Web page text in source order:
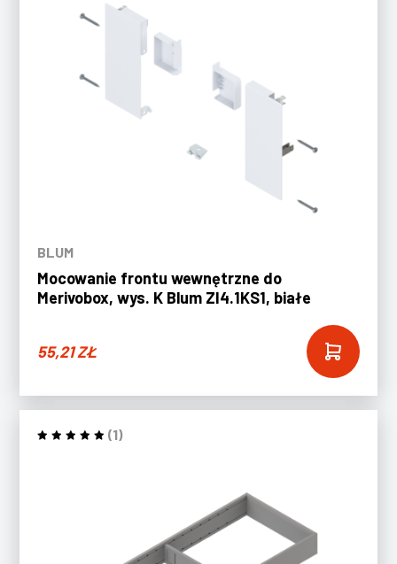
BLUM
Mocowanie frontu wewnętrzne do
Merivobox, wys. K Blum ZI4.1KS1, białe
55,21ZŁ
(1)